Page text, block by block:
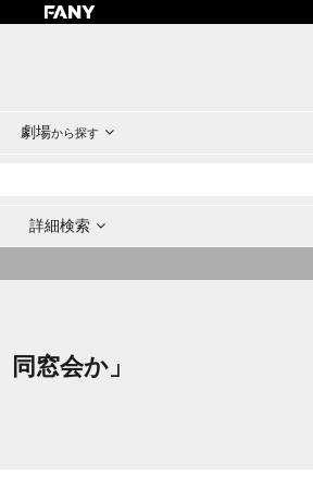
劇場から探す
詳細検索
窓会か」